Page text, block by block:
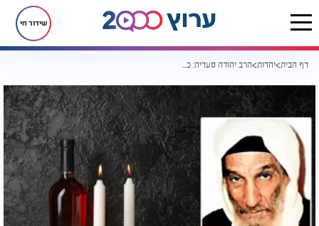
שידור חי
דף הבית יהדות הרב יהודה סעדיה: כשהתארחתי בשבת בבית חתנו של ה"בבא סאלי"